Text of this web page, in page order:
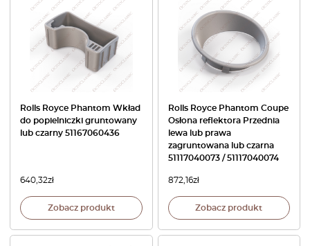
Rolls Royce Phantom Wkład
do popielniczki gruntowany
lub czarny 51167060436
640,32zł
Zobacz produkt
Rolls Royce Phantom Coupe
Osłona reflektora Przednia
lewa lub prawa
zagruntowana lub czarna
51117040073 / 51117040074
872,16zł
Zobacz produkt